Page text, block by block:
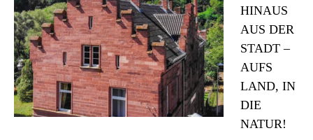
HINAUS
AUS DER
STADT –
AUFS
LAND, IN
DIE
NATUR!